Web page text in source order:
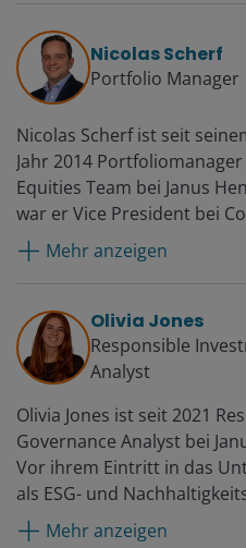
Nicolas Scherf
Portfolio Manager
Nicolas Scherf ist seit
Jahr 2014
Equities Team bei Janus
war er Vice President bei
sieben Jahre lang
Immobiliengesellschaften
und ab 2010 dann im Büro
London.
Mehr anzeigen
Olivia Jones
Responsible
Analyst
Olivia Jones ist seit 2021
Governance Analyst bei
Vor ihrem Eintritt in das
als ESG- und
auf ESG spezialisierten
Mehr anzeigen